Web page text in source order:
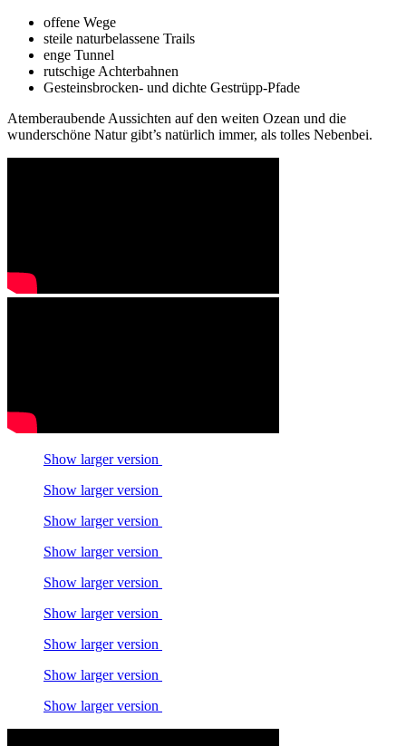
offene Wege
steile naturbelassene Trails
enge Tunnel
rutschige Achterbahnen
Gesteinsbrocken- und dichte Gestrüpp-Pfade
Atemberaubende Aussichten auf den weiten Ozean und die
wunderschöne Natur gibt’s natürlich immer, als tolles Nebenbei.
Show larger version
Show larger version
Show larger version
Show larger version
Show larger version
Show larger version
Show larger version
Show larger version
Show larger version